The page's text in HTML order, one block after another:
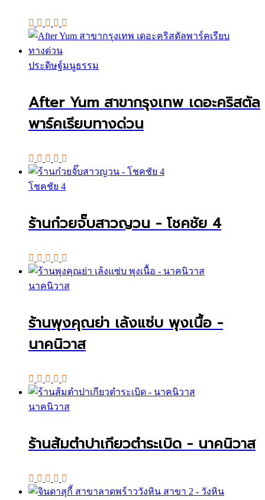
ประดิษฐ์มนูธรรม
After Yum สาขากรุงเทพ เดอะคริสตัล
พาร์คเรียบทางด่วน
โชคชัย 4
ร้านก๋วยจั๊บสาวญวน - โชคชัย 4
นาคนิวาส
ร้านพุงคุณย่า เล้งแซ่บ พุงเนื้อ -
นาคนิวาส
นาคนิวาส
ร้านส้มตำปาเกียวตำระเบิด - นาคนิวาส